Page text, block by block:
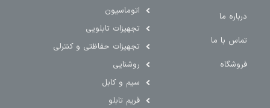
درباره ما
تماس با ما
فروشگاه
اتوماسیون
تجهیزات تابلویی
تجهیزات حفاظتی و کنترلی
روشنایی
سیم و کابل
فریم تابلو